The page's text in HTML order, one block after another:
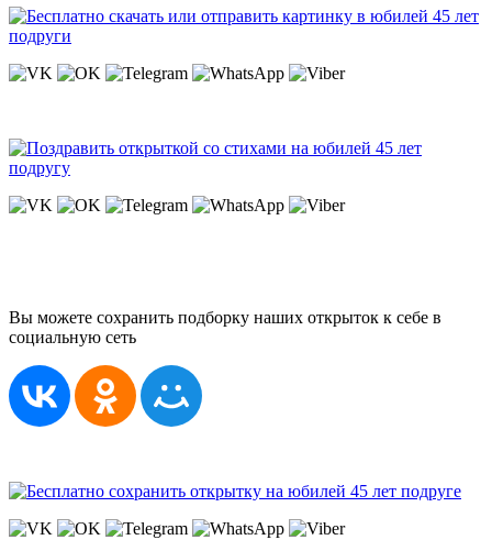
Вы можете сохранить подборку наших открыток к себе в
социальную сеть